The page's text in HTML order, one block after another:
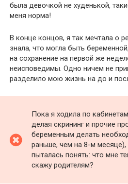
была девочкой не худенькой,
меня норма!
В конце концов, я так мечтала о
знала, что могла быть
на сохранение на первой же
неисповедимы. Одно ничем не
разделило мою жизнь на до и
Пока я ходила по
делая скрининг и прочие
беременным делать
раньше, чем на 8-м месяце),
пыталась понять: что мне
скажу родителям?